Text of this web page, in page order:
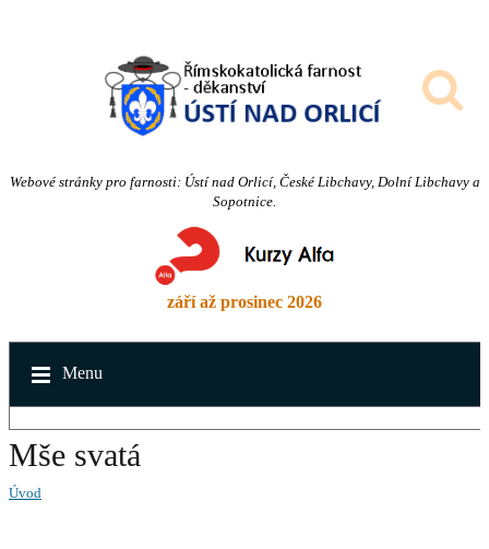
Webové stránky pro farnosti: Ústí nad Orlicí, České Libchavy, Dolní Libchavy a
Sopotnice.
září až prosinec 2026
Menu
Mše svatá
Úvod